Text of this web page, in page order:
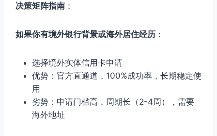
决策矩阵指南 ：
如果你有境外银行背景或海外居住经历 ：
选择境外实体信用卡申请
优势：官方直通道，100%成功率，长期稳定使
用
劣势：申请门槛高，周期长（2-4周），需要
海外地址